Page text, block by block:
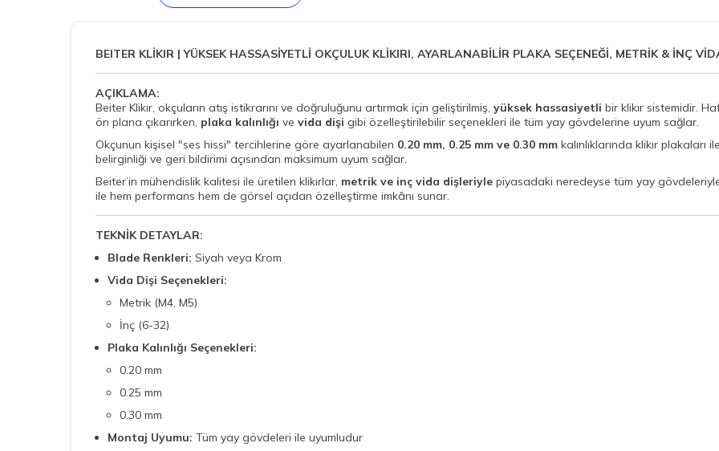
BEITER KLİKIR | YÜKSEK HASSASİYETLİ OKÇULUK KLİKIRI, AYARLANABİLİR PLAKA SEÇENEĞİ, METRİK & İNÇ
AÇIKLAMA:
Beiter Klikır, okçuların atış istikrarını ve doğruluğunu artırmak için geliştirilmiş, yüksek hassasiyetli bir klikır sistemidir.
ön plana çıkarırken, plaka kalınlığı ve vida dişi gibi özelleştirilebilir seçenekleri ile tüm yay gövdelerine uyum sağlar.
Okçunun kişisel "ses hissi" tercihlerine göre ayarlanabilen 0.20 mm, 0.25 mm ve 0.30 mm kalınlıklarında klikır plakaları
belirginliği ve geri bildirimi açısından maksimum uyum sağlar.
Beiter’in mühendislik kalitesi ile üretilen klikırlar, metrik ve inç vida dişleriyle piyasadaki neredeyse tüm yay
ile hem performans hem de görsel açıdan özelleştirme imkânı sunar.
TEKNİK DETAYLAR:
Blade Renkleri: Siyah veya Krom
Vida Dişi Seçenekleri:
Metrik (M4, M5)
İnç (6-32)
Plaka Kalınlığı Seçenekleri:
0.20 mm
0.25 mm
0.30 mm
Montaj Uyumu: Tüm yay gövdeleri ile uyumludur